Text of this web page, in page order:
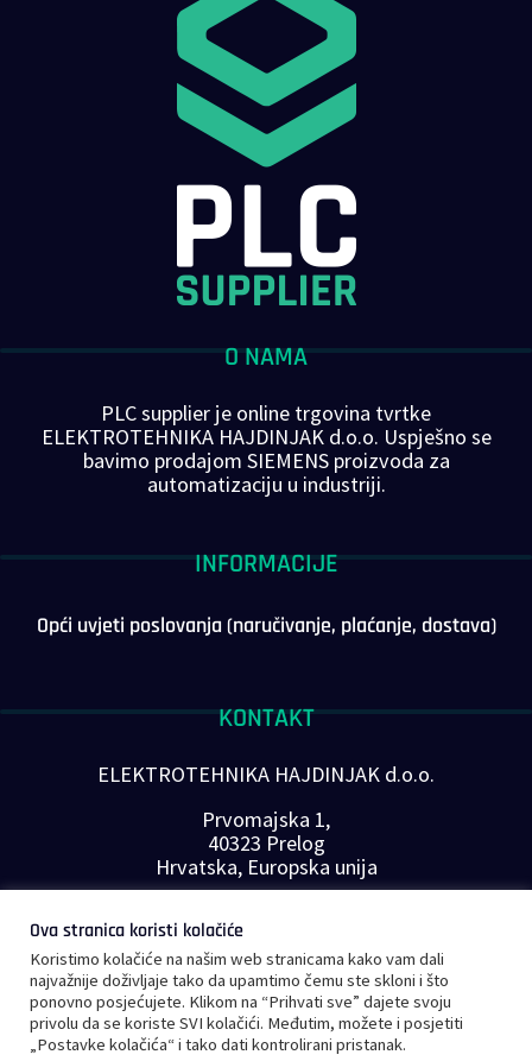
O NAMA
PLC supplier je online trgovina tvrtke
ELEKTROTEHNIKA HAJDINJAK d.o.o. Uspješno se
bavimo prodajom SIEMENS proizvoda za
automatizaciju u industriji.
INFORMACIJE
Opći uvjeti poslovanja (naručivanje, plaćanje, dostava)
KONTAKT
ELEKTROTEHNIKA HAJDINJAK d.o.o.
Prvomajska 1,
40323 Prelog
Hrvatska, Europska unija
E-mail:info@plc-supplier.eu
PRATITE NAS NA DRUŠTVENIM MREŽAMA
Ova stranica koristi kolačiće
Koristimo kolačiće na našim web stranicama kako vam dali
najvažnije doživljaje tako da upamtimo čemu ste skloni i što
ponovno posjećujete. Klikom na “Prihvati sve” dajete svoju
privolu da se koriste SVI kolačići. Međutim, možete i posjetiti
„Postavke kolačića“ i tako dati kontrolirani pristanak.